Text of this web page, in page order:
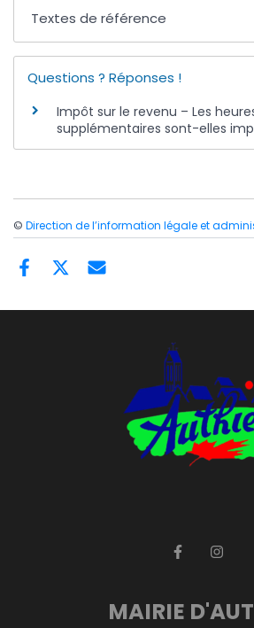
Textes de référence
Questions ? Réponses !
Impôt sur le revenu – Les
supplémentaires sont-elles
© Direction de l’information légale et
MAIRIE